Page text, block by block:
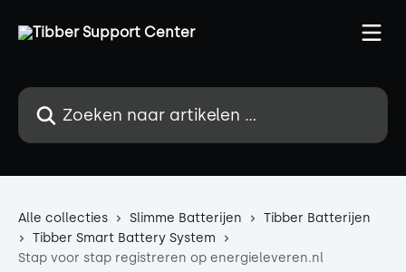
Zoeken naar artikelen ...
Alle collecties Slimme Batterijen
Tibber Batterijen
Tibber Smart Battery System
Stap voor stap registreren op energieleveren.nl